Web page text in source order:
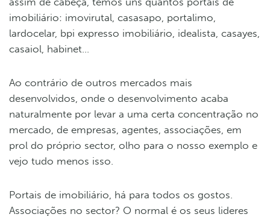
imobiliário: imovirutal, casasapo, portalimo,
lardocelar, bpi expresso imobiliário, idealista, casayes,
casaiol, habinet…
Ao contrário de outros mercados mais
desenvolvidos, onde o desenvolvimento acaba
naturalmente por levar a uma certa concentração no
mercado, de empresas, agentes, associações, em
prol do próprio sector, olho para o nosso exemplo e
vejo tudo menos isso.
Portais de imobiliário, há para todos os gostos.
Associações no sector? O normal é os seus lideres